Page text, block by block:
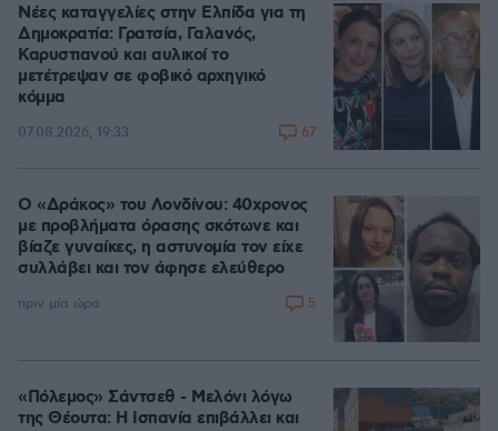
Νέες καταγγελίες στην Ελπίδα για τη
Δημοκρατία: Γρατσία, Γαλανός,
Καρυστιανού και αυλικοί το
μετέτρεψαν σε φοβικό αρχηγικό
κόμμα
07.08.2026, 19:33 67
Ο «Δράκος» του Λονδίνου: 40χρονος
με προβλήματα όρασης σκότωνε και
βίαζε γυναίκες, η αστυνομία τον είχε
συλλάβει και τον άφησε ελεύθερο
πριν μία ώρα 5
«Πόλεμος» Σάντσεθ - Μελόνι λόγω
της Θέουτα: Η Ισπανία επιβάλλει και